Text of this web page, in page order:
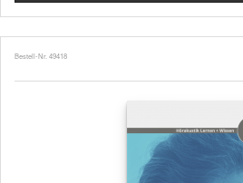
Bestell-Nr. 49418